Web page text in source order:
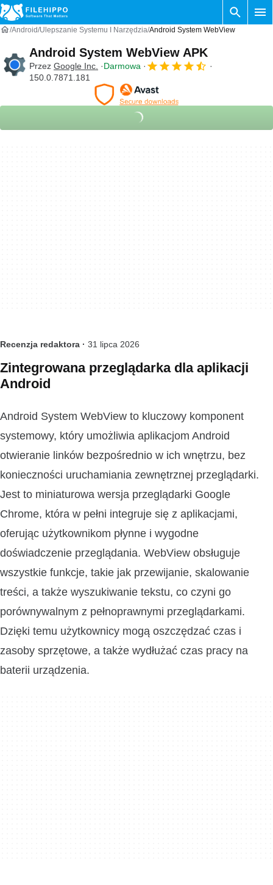
Android Ulepszanie Systemu I Narzędzia Android System WebView
Android System WebView APK
Przez Google Inc.
Darmowa
150.0.7871.181
Recenzja redaktora · 31 lipca 2026
Zintegrowana przeglądarka dla aplikacji
Android
Android System WebView to kluczowy komponent
systemowy, który umożliwia aplikacjom Android
otwieranie linków bezpośrednio w ich wnętrzu, bez
konieczności uruchamiania zewnętrznej przeglądarki.
Jest to miniaturowa wersja przeglądarki Google
Chrome, która w pełni integruje się z aplikacjami,
oferując użytkownikom płynne i wygodne
doświadczenie przeglądania. WebView obsługuje
wszystkie funkcje, takie jak przewijanie, skalowanie
treści, a także wyszukiwanie tekstu, co czyni go
porównywalnym z pełnoprawnymi przeglądarkami.
Dzięki temu użytkownicy mogą oszczędzać czas i
zasoby sprzętowe, a także wydłużać czas pracy na
baterii urządzenia.